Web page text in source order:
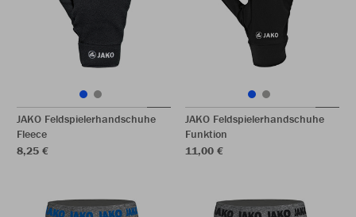
JAKO Feldspielerhandschuhe
Fleece
8,25 €
JAKO Feldspielerhandschuhe
Funktion
11,00 €